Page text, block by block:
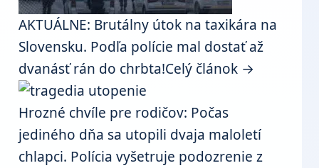
AKTUÁLNE: Brutálny útok na taxikára na
Slovensku. Podľa polície mal dostať až
dvanásť rán do chrbta!Celý článok →
Hrozné chvíle pre rodičov: Počas
jediného dňa sa utopili dvaja maloletí
chlapci. Polícia vyšetruje podozrenie z